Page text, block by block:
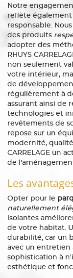
Notre
reflète
responsable.
des produits
adopter des
RHUYS
non seulement
votre intérieur,
de
régulièrement à
assurant ainsi de
technologies et
revêtements de
repose sur un
modernité,
CARRELAGE un
de
Les
Opter pour le
naturellement
isolantes
de votre habitat.
durabilité, car un
avec un entretien
sophistication à
esthétique et